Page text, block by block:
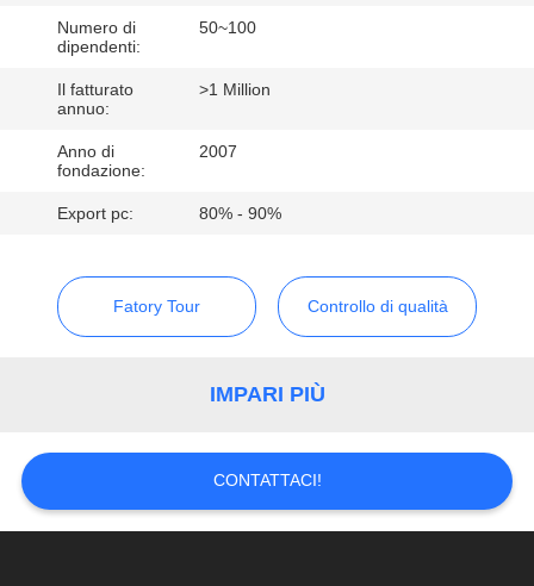
CONTATTICI
NOTIZIE
MAPPA
DEL
PRIVACY
Numero di
dipendenti:
50~100
Il fatturato
annuo:
>1 Million
Anno di
fondazione:
2007
Export pc: 80% - 90%
Fatory Tour Controllo di qualità
IMPARI PIÙ
CONTATTACI!